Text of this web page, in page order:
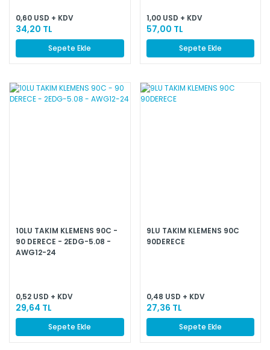
0,60 USD + KDV
34,20 TL
Sepete Ekle
1,00 USD + KDV
57,00 TL
Sepete Ekle
10LU TAKIM KLEMENS 90C -
90 DERECE - 2EDG-5.08 -
AWG12-24
0,52 USD + KDV
29,64 TL
Sepete Ekle
9LU TAKIM KLEMENS 90C
90DERECE
0,48 USD + KDV
27,36 TL
Sepete Ekle